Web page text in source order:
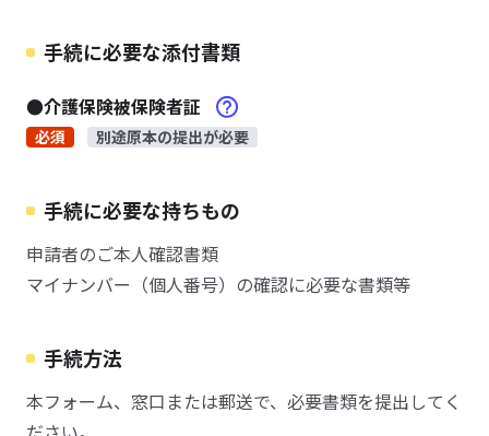
手続に必要な添付書類
●介護保険被保険者証
必須 別途原本の提出が必要
手続に必要な持ちもの
申請者のご本人確認書類
マイナンバー（個人番号）の確認に必要な書類等
手続方法
本フォーム、窓口または郵送で、必要書類を提出してく